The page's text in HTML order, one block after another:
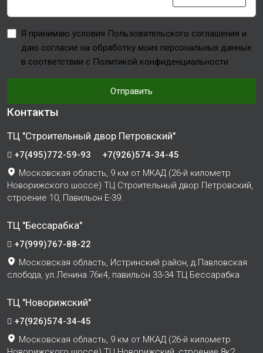
Я принимаю условия Пользовательского соглашения и
даю согласие на обработку моих персональных данных
в соответствии с Политикой конфиденциальности
Отправить
Контакты
ТЦ "Строительный двор Петровский"
+7(495)772-59-93
+7(926)574-34-45
Московская область, 9 км от МКАД (26-й километр
Новорижского шоссе) ТЦ Строительный двор Петровский,
строение 10, Павильон Е-39.
ТЦ "Бессарабка"
+7(999)767-88-22
Московская область, Истринский район, д.Павловская
слобода, ул.Ленина 76к4, павильон 33-34 ТЦ Бессарабка
ТЦ "Новорижский"
+7(926)574-34-45
Московская область, 9 км от МКАД (26-й километр